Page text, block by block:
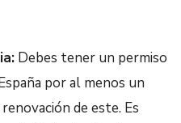
Debes tener un permiso
por al menos un
de este. Es